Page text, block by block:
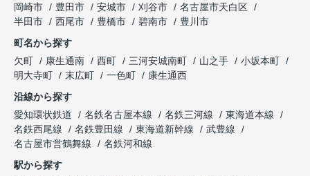
岡崎市
豊田市 安城市 刈谷市
名古屋市天白区
半田市
西尾市 豊橋市 碧南市
豊川市
町名から探す
欠町
康生通南 西町 三河安城南町 山之手
小坂本町
明大寺町
末広町 一色町
康生通西
沿線から探す
愛知環状鉄道
名鉄名古屋本線 名鉄三河線
東海道本線
名鉄西尾線
名鉄豊田線 東海道新幹線
武豊線
名古屋市営鶴舞線
名鉄河和線
駅から探す